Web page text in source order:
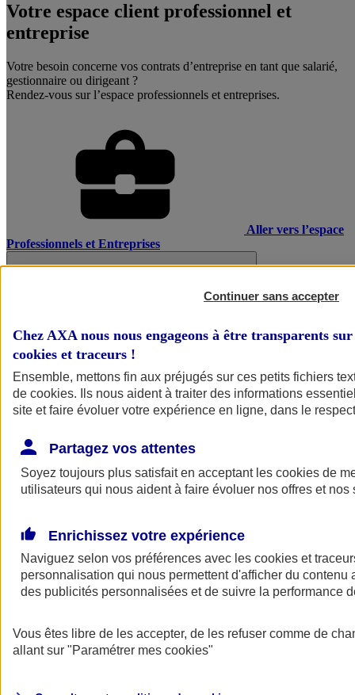
Votre espace client professionnel et
entreprise
Votre besoin concerne vos contrats d’entreprise en tant que salarié,
gestionnaire ou dirigeant ?
Rendez-vous sur l’espace professionnels et entreprises.
Aller vers l’espace
Professionnels et Entreprises
AXA Assurance
Continuer sans accepter
Chez AXA nous nous engageons à être transparents
cookies et traceurs !
Ensemble, mettons fin aux préjugés sur ces petits fichiers
de cookies. Ils nous aident à traiter des informations
site et faire évoluer votre expérience en ligne, dans le
Partagez vos attentes
Soyez toujours plus satisfait en acceptant les cookies de
utilisateurs qui nous aident à faire évoluer nos offres et nos
Enrichissez votre expérience
Naviguez selon vos préférences avec les cookies et
personnalisation qui nous permettent d'afficher du contenu
des publicités personnalisées et de suivre la performance
Vous êtes libre de les accepter, de les refuser comme de
allant sur "Paramétrer mes cookies"